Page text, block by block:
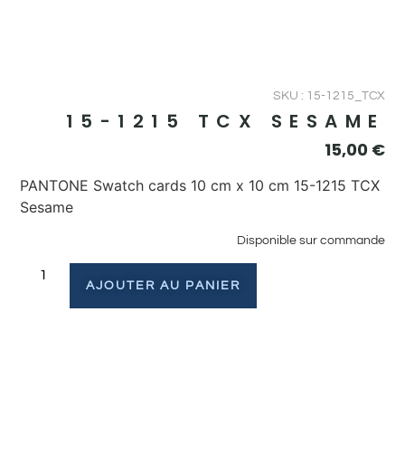
SKU : 15-1215_TCX
15-1215 TCX SESAME
15,00 €
PANTONE Swatch cards 10 cm x 10 cm 15-1215 TCX
Sesame
Disponible sur commande
AJOUTER AU PANIER